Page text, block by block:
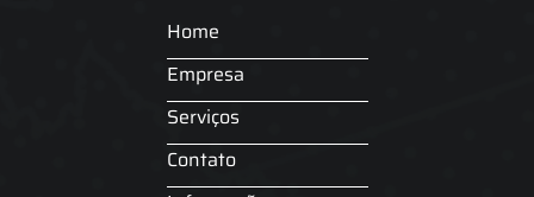
Home
Empresa
Serviços
Contato